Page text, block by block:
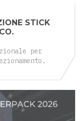
STICK
per